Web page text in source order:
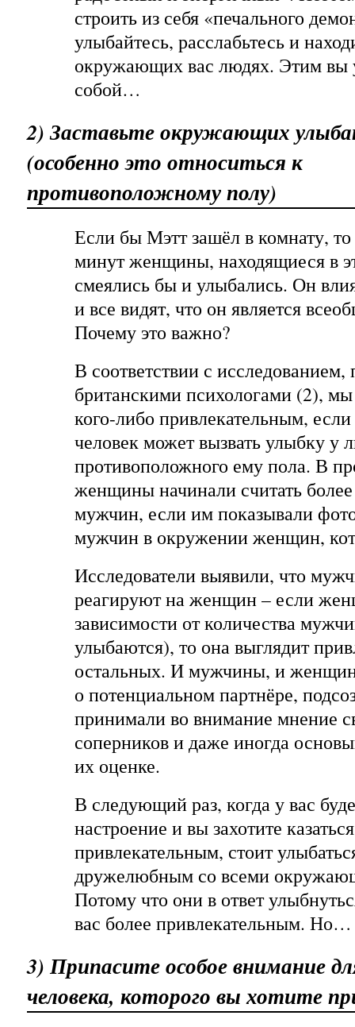
строить из себя «печального
улыбайтесь, расслабьтесь и
окружающих вас людях. Этим вы
собой…
2) Заставьте окружающих
(особенно это относиться к
противоположному полу)
Если бы Мэтт зашёл в комнату, то
минут женщины, находящиеся в
смеялись бы и улыбались. Он
и все видят, что он является
Почему это важно?
В соответствии с
британскими психологами (2),
кого-либо привлекательным,
человек может вызвать улыбку у
противоположного ему пола. В
женщины начинали считать
мужчин, если им показывали
мужчин в окружении женщин,
Исследователи выявили, что
реагируют на женщин – если
зависимости от количества
улыбаются), то она выглядит
остальных. И мужчины, и
о потенциальном партнёре,
принимали во внимание мнение
соперников и даже иногда
их оценке.
В следующий раз, когда у вас
настроение и вы захотите
привлекательным, стоит
дружелюбным со всеми
Потому что они в ответ
вас более привлекательным. Но…
3) Припасите особое внимание
человека, которого вы хотите